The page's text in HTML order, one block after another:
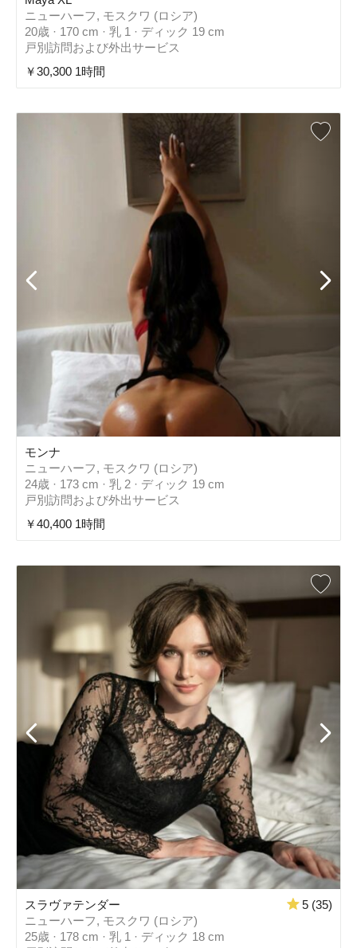
ニューハーフ, モスクワ (ロシア)
20歳 · 170 cm · 乳 1 · ディック 19 cm
戸別訪問および外出サービス
￥30,300 1時間
モンナ
ニューハーフ, モスクワ (ロシア)
24歳 · 173 cm · 乳 2 · ディック 19 cm
戸別訪問および外出サービス
￥40,400 1時間
スラヴァテンダー
5 (35)
ニューハーフ, モスクワ (ロシア)
25歳 · 178 cm · 乳 1 · ディック 18 cm